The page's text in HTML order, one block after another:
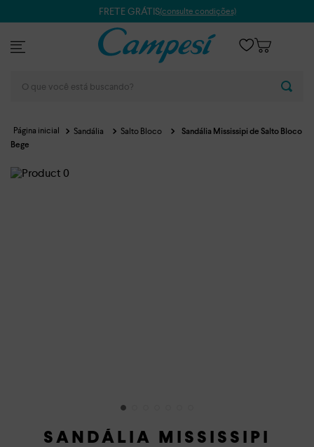
FRETE GRÁTIS(consulte condições)
Sandália Salto Bloco
Sandália Mississipi de Salto Bloco
Bege
SANDÁLIA MISSISSIPI